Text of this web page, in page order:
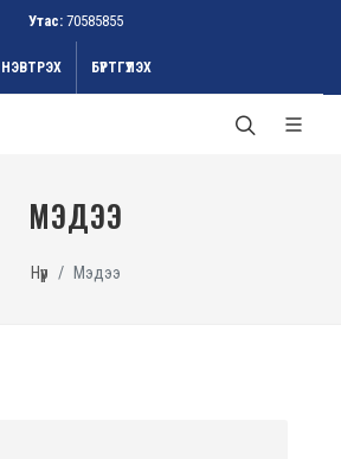
Утас: 70585855
НЭВТРЭХ БҮРТГҮҮЛЭХ
МЭДЭЭ
Нүүр Мэдээ